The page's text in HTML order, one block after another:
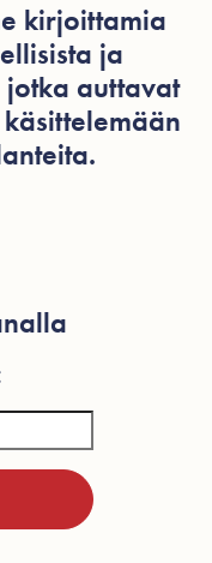
kirjoittamia
ja
auttavat